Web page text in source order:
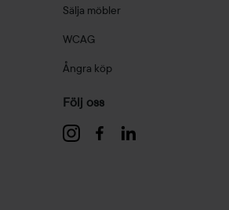
Sälja möbler
WCAG
Ångra köp
Följ oss